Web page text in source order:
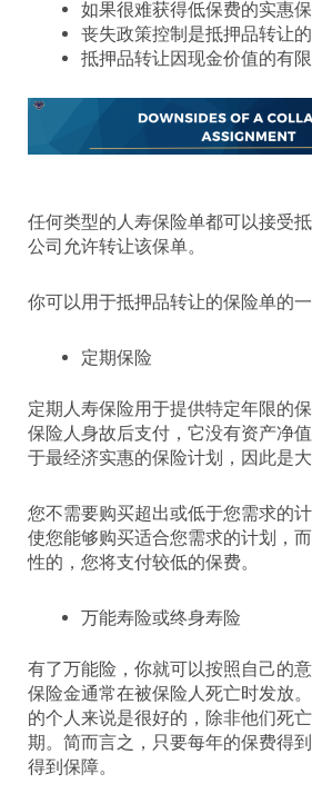
如果很难获得低保费的实惠保
丧失政策控制是抵押品转让的
抵押品转让因现金价值的有
任何类型的人寿保险单都可以接受
公司允许转让该保单。
你可以用于抵押品转让的保险单的
定期保险
定期人寿保险用于提供特定年限的
保险人身故后支付，它没有资产净
于最经济实惠的保险计划，因此是大
您不需要购买超出或低于您需求的
使您能够购买适合您需求的计划，
性的，您将支付较低的保费。
万能寿险或终身寿险
有了万能险，你就可以按照自己的意
保险金通常在被保险人死亡时发放
的个人来说是很好的，除非他们死
期。简而言之，只要每年的保费得
得到保障。